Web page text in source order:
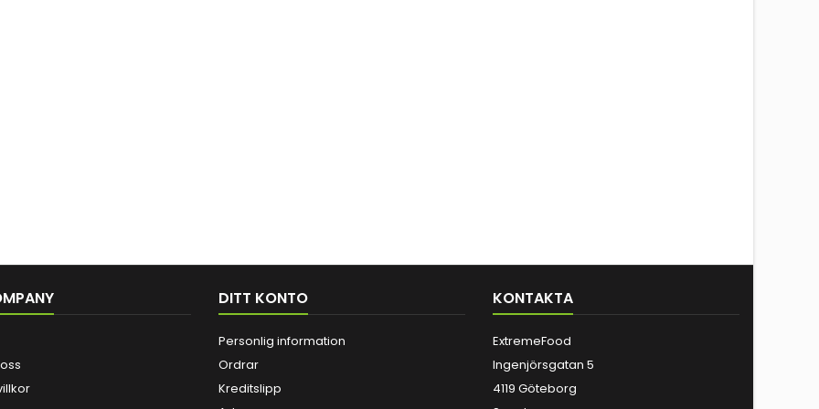
DITT KONTO
Personlig information
Ordrar
Kreditslipp
KONTAKTA
ExtremeFood
Ingenjörsgatan 5
4119 Göteborg